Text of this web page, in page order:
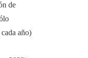
de
año)